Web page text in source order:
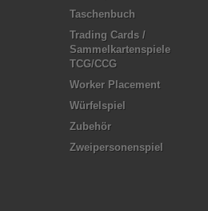
Taschenbuch
Trading Cards /
Sammelkartenspiele
TCG/CCG
Worker Placement
Würfelspiel
Zubehör
Zweipersonenspiel